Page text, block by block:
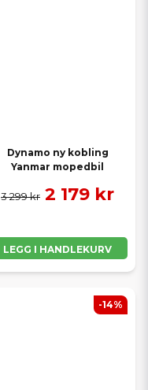
Dynamo ny kobling
Yanmar mopedbil
3 299 kr 2 179 kr
LEGG I HANDLEKURV
-14%